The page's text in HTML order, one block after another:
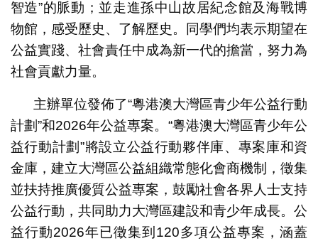
智造”的脈動；並走進孫中山故居紀念館及海戰博
物館，感受歷史、了解歷史。同學們均表示期望在
公益實踐、社會責任中成為新一代的擔當，努力為
社會貢獻力量。
主辦單位發佈了“粵港澳大灣區青少年公益行動
計劃”和2026年公益專案。“粵港澳大灣區青少年公
益行動計劃”將設立公益行動夥伴庫、專案庫和資
金庫，建立大灣區公益組織常態化會商機制，徵集
並扶持推廣優質公益專案，鼓勵社會各界人士支持
公益行動，共同助力大灣區建設和青少年成長。公
益行動2026年已徵集到120多項公益專案，涵蓋